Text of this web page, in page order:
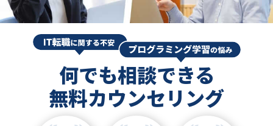
何でも相談できる
無料カウンセリング